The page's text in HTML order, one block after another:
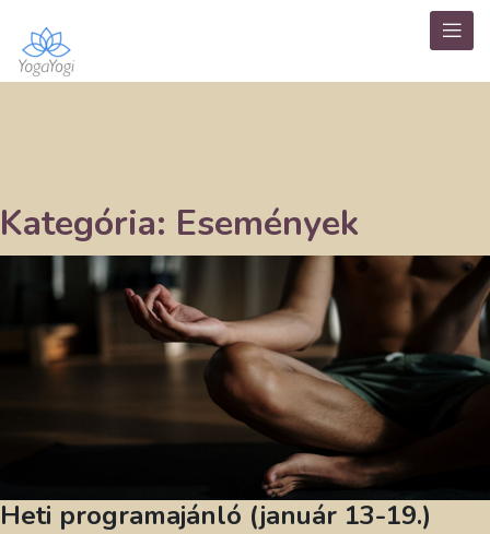
Kategória: Események
Heti programajánló (január 13-19.)